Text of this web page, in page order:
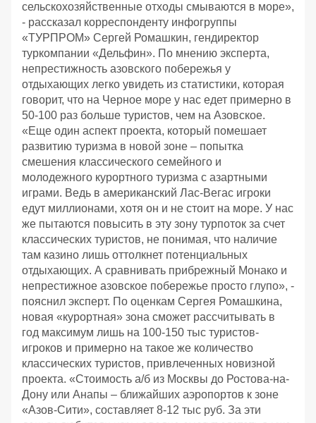
сельскохозяйственные отходы смываются в море»,
- рассказал корреспонденту инфогруппы
«ТУРПРОМ» Сергей Ромашкин, гендиректор
туркомпании «Дельфин». По мнению эксперта,
непрестижность азовского побережья у
отдыхающих легко увидеть из статистики, которая
говорит, что на Черное море у нас едет примерно в
50-100 раз больше туристов, чем на Азовское.
«Еще один аспект проекта, который помешает
развитию туризма в новой зоне – попытка
смешения классического семейного и
молодежного курортного туризма с азартными
играми. Ведь в американский Лас-Вегас игроки
едут миллионами, хотя он и не стоит на море. У нас
же пытаются повысить в эту зону турпоток за счет
классических туристов, не понимая, что наличие
там казино лишь оттолкнет потенциальных
отдыхающих. А сравнивать прибрежный Монако и
непрестижное азовское побережье просто глупо», -
пояснил эксперт. По оценкам Сергея Ромашкина,
новая «курортная» зона сможет рассчитывать в
год максимум лишь на 100-150 тыс туристов-
игроков и примерно на такое же количество
классических туристов, привлеченных новизной
проекта. «Стоимость а/б из Москвы до Ростова-на-
Дону или Анапы – ближайших аэропортов к зоне
«Азов-Сити», составляет 8-12 тыс руб. За эти